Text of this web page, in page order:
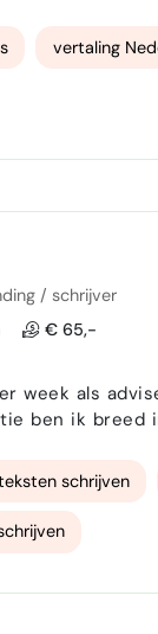
vertaling
/ schrijver
€ 65,-
week als
ben ik
schrijven